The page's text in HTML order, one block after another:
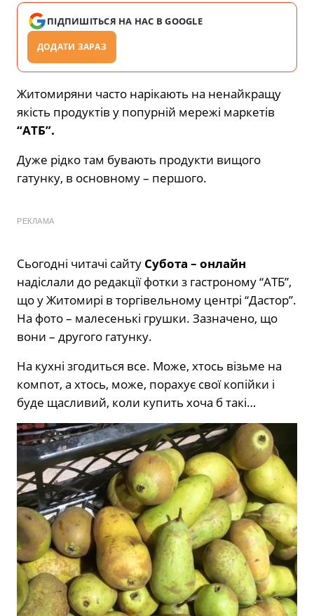
ПІДПИШІТЬСЯ НА НАС В GOOGLE
ДОДАТИ ЗАРАЗ
Житомиряни часто нарікають на ненайкращу
якість продуктів у попурній мережі маркетів
“АТБ”.
Дуже рідко там бувають продукти вищого
гатунку, в основному – першого.
РЕКЛАМА
Сьогодні читачі сайту Субота – онлайн
надіслали до редакції фотки з гастроному “АТБ”,
що у Житомирі в торгівельному центрі “Дастор”.
На фото – малесенькі грушки. Зазначено, що
вони – другого гатунку.
На кухні згодиться все. Може, хтось візьме на
компот, а хтось, може, порахує свої копійки і
буде щасливий, коли купить хоча б такі…